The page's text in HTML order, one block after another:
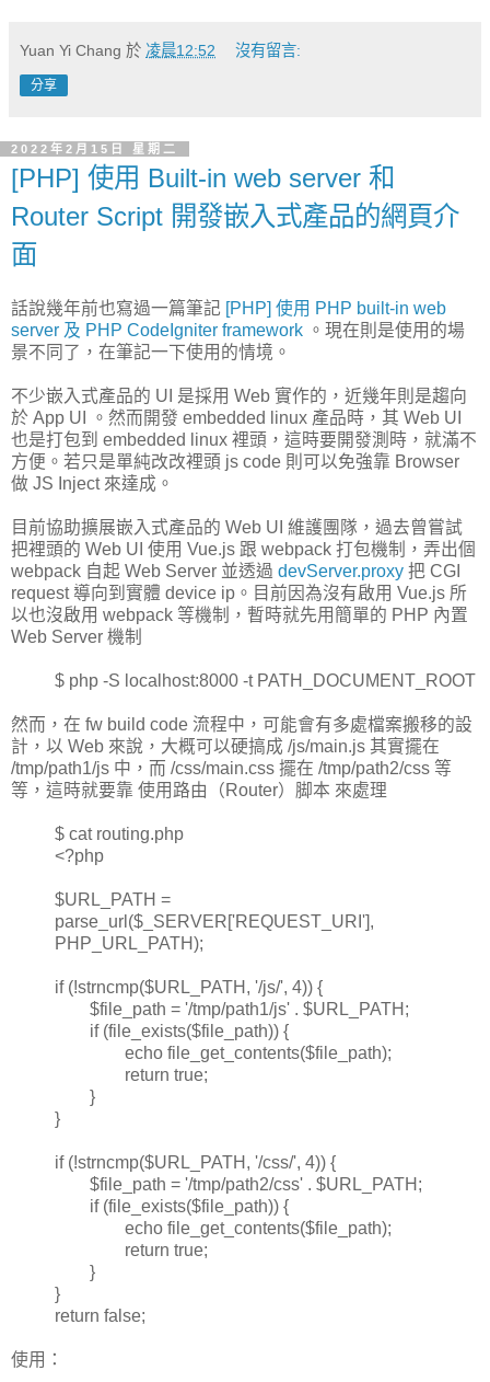
Yuan Yi Chang 於 凌晨12:52 沒有留言:
分享
2022年2月15日 星期二
[PHP] 使用 Built-in web server 和
Router Script 開發嵌入式產品的網頁介
面
話說幾年前也寫過一篇筆記 [PHP] 使用 PHP built-in web
server 及 PHP CodeIgniter framework 。現在則是使用的場
景不同了，在筆記一下使用的情境。
不少嵌入式產品的 UI 是採用 Web 實作的，近幾年則是趨向
於 App UI 。然而開發 embedded linux 產品時，其 Web UI
也是打包到 embedded linux 裡頭，這時要開發測時，就滿不
方便。若只是單純改改裡頭 js code 則可以免強靠 Browser
做 JS Inject 來達成。
目前協助擴展嵌入式產品的 Web UI 維護團隊，過去曾嘗試
把裡頭的 Web UI 使用 Vue.js 跟 webpack 打包機制，弄出個
webpack 自起 Web Server 並透過 devServer.proxy 把 CGI
request 導向到實體 device ip。目前因為沒有啟用 Vue.js 所
以也沒啟用 webpack 等機制，暫時就先用簡單的 PHP 內置
Web Server 機制
$ php -S localhost:8000 -t PATH_DOCUMENT_ROOT
然而，在 fw build code 流程中，可能會有多處檔案搬移的設
計，以 Web 來說，大概可以硬搞成 /js/main.js 其實擺在
/tmp/path1/js 中，而 /css/main.css 擺在 /tmp/path2/css 等
等，這時就要靠 使用路由（Router）脚本 來處理
$ cat routing.php
<?php
$URL_PATH =
parse_url($_SERVER['REQUEST_URI'],
PHP_URL_PATH);
if (!strncmp($URL_PATH, '/js/', 4)) {
$file_path = '/tmp/path1/js' . $URL_PATH;
if (file_exists($file_path)) {
echo file_get_contents($file_path);
return true;
}
}
if (!strncmp($URL_PATH, '/css/', 4)) {
$file_path = '/tmp/path2/css' . $URL_PATH;
if (file_exists($file_path)) {
echo file_get_contents($file_path);
return true;
}
}
return false;
使用：